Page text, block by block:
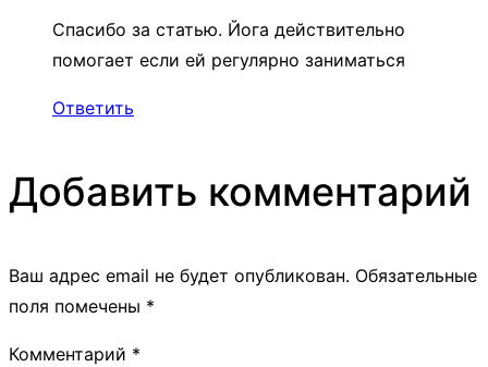
Спасибо за статью. Йога действительно
помогает если ей регулярно заниматься
Ответить
Добавить комментарий
Ваш адрес email не будет опубликован. Обязательные
поля помечены *
Комментарий *